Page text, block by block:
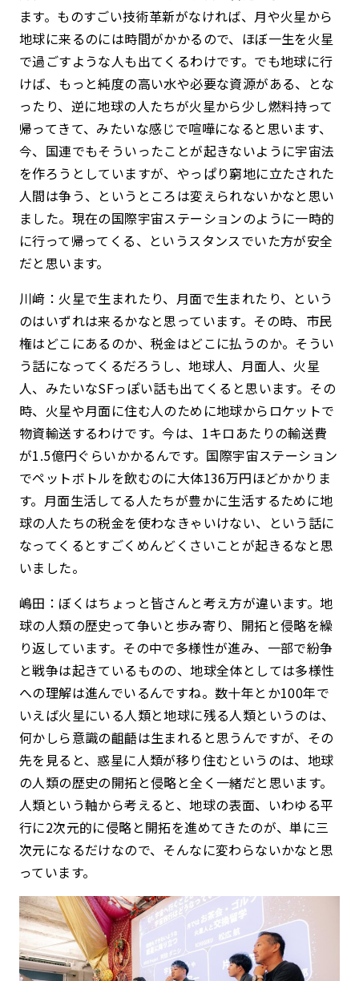
ます。ものすごい技術革新がなければ、月や火星から
地球に来るのには時間がかかるので、ほぼ一生を火星
で過ごすような人も出てくるわけです。でも地球に行
けば、もっと純度の高い水や必要な資源がある、とな
ったり、逆に地球の人たちが火星から少し燃料持って
帰ってきて、みたいな感じで喧嘩になると思います、
今、国連でもそういったことが起きないように宇宙法
を作ろうとしていますが、やっぱり窮地に立たされた
人間は争う、というところは変えられないかなと思い
ました。現在の国際宇宙ステーションのように一時的
に行って帰ってくる、というスタンスでいた方が安全
だと思います。
川﨑：火星で生まれたり、月面で生まれたり、という
のはいずれは来るかなと思っています。その時、市民
権はどこにあるのか、税金はどこに払うのか。そうい
う話になってくるだろうし、地球人、月面人、火星
人、みたいなSFっぽい話も出てくると思います。その
時、火星や月面に住む人のために地球からロケットで
物資輸送するわけです。今は、1キロあたりの輸送費
が1.5億円ぐらいかかるんです。国際宇宙ステーション
でペットボトルを飲むのに大体136万円ほどかかりま
す。月面生活してる人たちが豊かに生活するために地
球の人たちの税金を使わなきゃいけない、という話に
なってくるとすごくめんどくさいことが起きるなと思
いました。
嶋田：ぼくはちょっと皆さんと考え方が違います。地
球の人類の歴史って争いと歩み寄り、開拓と侵略を繰
り返しています。その中で多様性が進み、一部で紛争
と戦争は起きているものの、地球全体としては多様性
への理解は進んでいるんですね。数十年とか100年で
いえば火星にいる人類と地球に残る人類というのは、
何かしら意識の齟齬は生まれると思うんですが、その
先を見ると、惑星に人類が移り住むというのは、地球
の人類の歴史の開拓と侵略と全く一緒だと思います。
人類という軸から考えると、地球の表面、いわゆる平
行に2次元的に侵略と開拓を進めてきたのが、単に三
次元になるだけなので、そんなに変わらないかなと思
っています。